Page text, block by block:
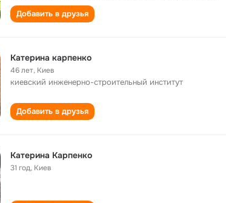
Добавить в друзья
Катерина карпенко
46 лет, Киев
киевский инженерно-строительный институт
Добавить в друзья
Катерина Карпенко
31 год, Киев